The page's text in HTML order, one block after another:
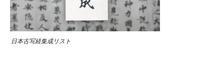
日本古写経集成リスト